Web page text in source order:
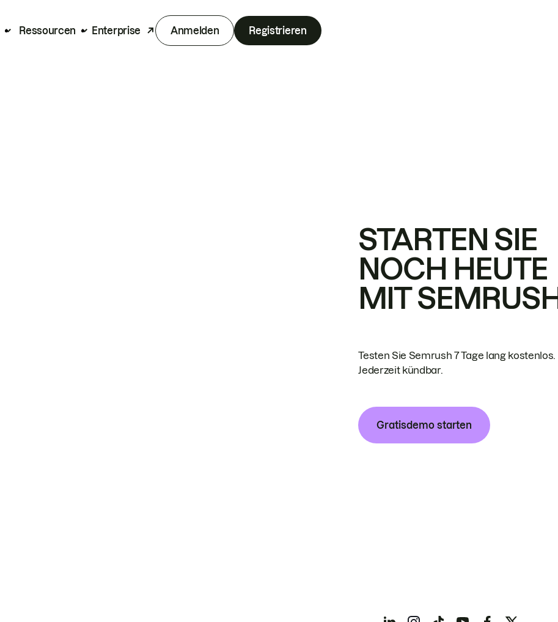
Ressourcen Enterprise Anmelden Registrieren
STARTEN SIE
NOCH HEUTE
MIT
Testen Sie Semrush 7 Tage lang kostenlos.
Jederzeit kündbar.
Gratisdemo starten